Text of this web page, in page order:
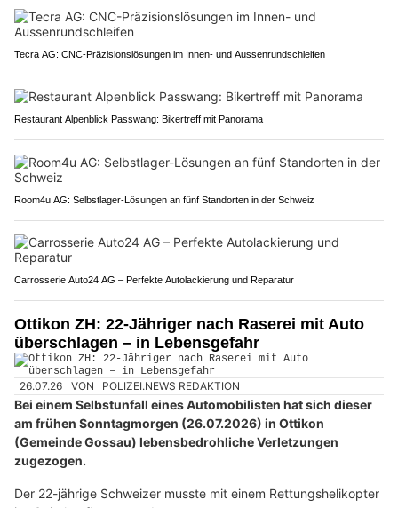
Tecra AG: CNC-Präzisionslösungen im Innen- und Aussenrundschleifen
Restaurant Alpenblick Passwang: Bikertreff mit Panorama
Room4u AG: Selbstlager-Lösungen an fünf Standorten in der Schweiz
Carrosserie Auto24 AG – Perfekte Autolackierung und Reparatur
Ottikon ZH: 22-Jähriger nach Raserei mit Auto
überschlagen – in Lebensgefahr
26.07.26 VON POLIZEI.NEWS REDAKTION
Bei einem Selbstunfall eines Automobilisten hat sich dieser
am frühen Sonntagmorgen (26.07.2026) in Ottikon
(Gemeinde Gossau) lebensbedrohliche Verletzungen
zugezogen.
Der 22-jährige Schweizer musste mit einem Rettungshelikopter